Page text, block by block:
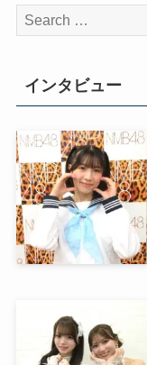
検
索:
インタビュー